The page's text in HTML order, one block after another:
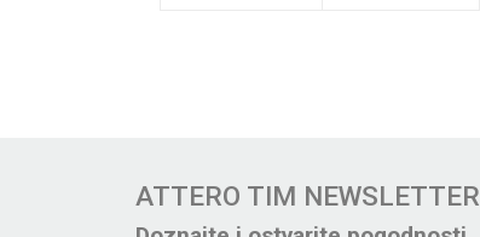
ATTERO TIM NEWSLETTER